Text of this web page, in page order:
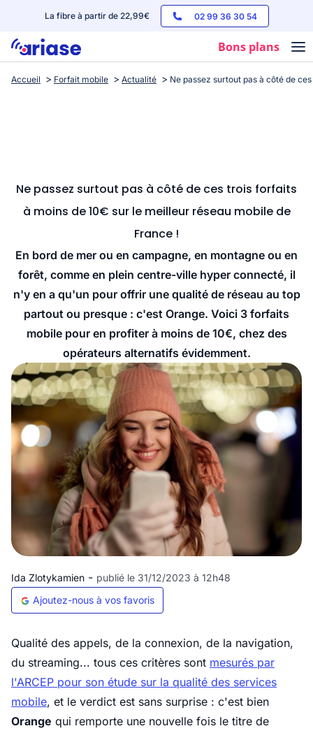
La fibre à partir de 22,99€ 02 99 36 30 54
Bons plans
Box internet
Accueil Forfait mobile Actualité Ne passez surtout pas à côté de
Ne passez surtout pas à côté de ces trois forfaits
à moins de 10€ sur le meilleur réseau mobile de
France !
En bord de mer ou en campagne, en montagne ou en
forêt, comme en plein centre-ville hyper connecté, il
n'y en a qu'un pour offrir une qualité de réseau au top
partout ou presque : c'est Orange. Voici 3 forfaits
mobile pour en profiter à moins de 10€, chez des
opérateurs alternatifs évidemment.
Ida Zlotykamien - publié le 31/12/2023 à 12h48
Ajoutez-nous à vos favoris
Qualité des appels, de la connexion, de la navigation,
du streaming... tous ces critères sont mesurés par
l'ARCEP pour son étude sur la qualité des services
mobile, et le verdict est sans surprise : c'est bien
Orange qui remporte une nouvelle fois le titre de